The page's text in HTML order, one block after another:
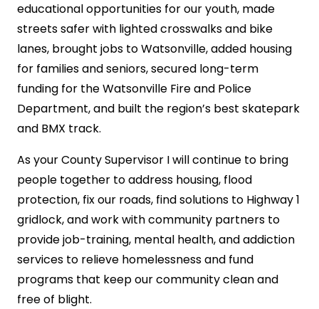
educational opportunities for our youth, made
streets safer with lighted crosswalks and bike
lanes, brought jobs to Watsonville, added housing
for families and seniors, secured long-term
funding for the Watsonville Fire and Police
Department, and built the region’s best skatepark
and BMX track.
As your County Supervisor I will continue to bring
people together to address housing, flood
protection, fix our roads, find solutions to Highway 1
gridlock, and work with community partners to
provide job-training, mental health, and addiction
services to relieve homelessness and fund
programs that keep our community clean and
free of blight.